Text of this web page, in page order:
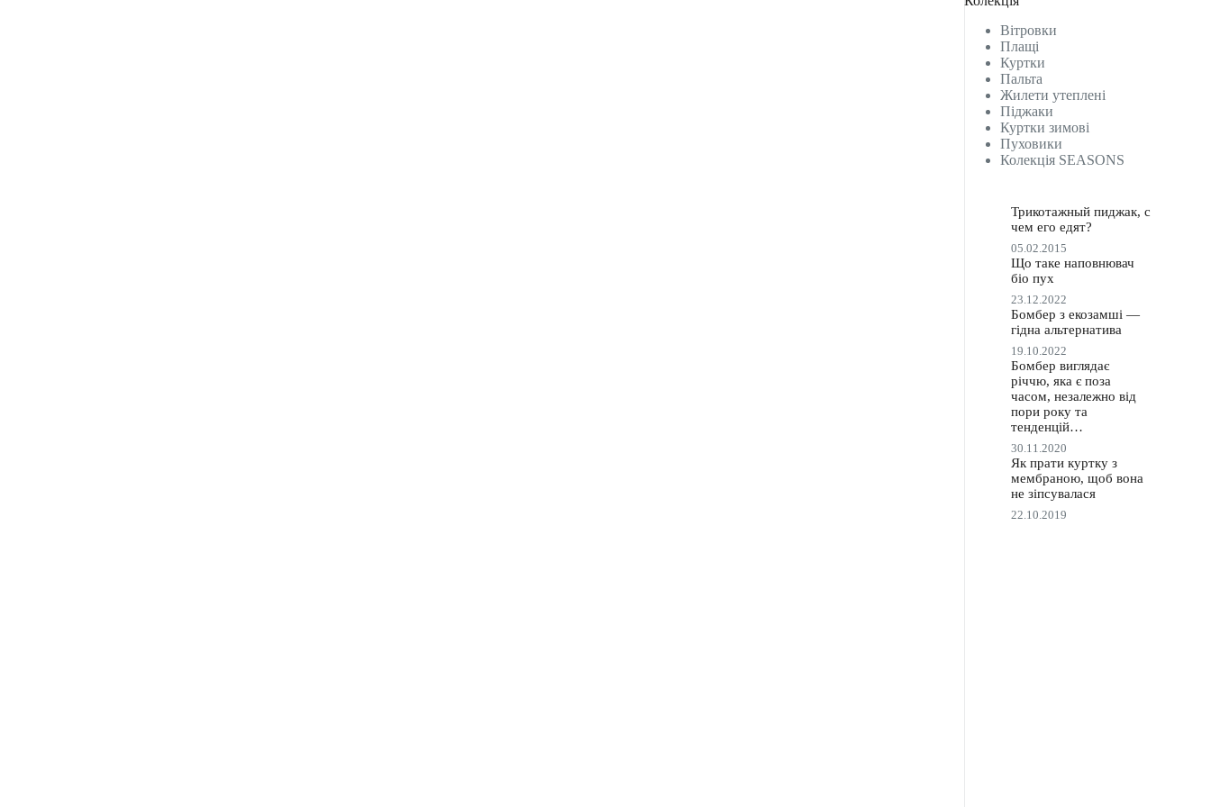
Вітровки
Плащі
Куртки
Пальта
Жилети утеплені
Піджаки
Куртки зимові
Пуховики
Колекція SEASONS
Трикотажный пиджак, с
чем его едят?
05.02.2015
Що таке наповнювач
біо пух
23.12.2022
Бомбер з екозамші —
гідна альтернатива
19.10.2022
Бомбер виглядає
річчю, яка є поза
часом, незалежно від
пори року та
тенденцій…
30.11.2020
Як прати куртку з
мембраною, щоб вона
не зіпсувалася
22.10.2019